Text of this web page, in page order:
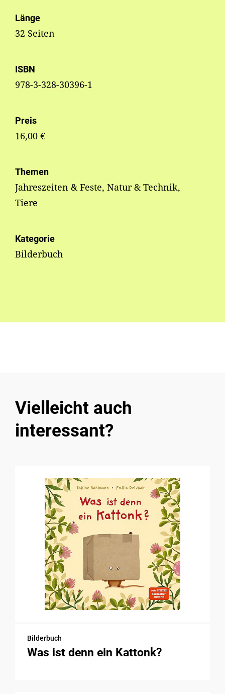
Länge
32 Seiten
ISBN
978-3-328-30396-1
Preis
16,00 €
Themen
Jahreszeiten & Feste, Natur & Technik,
Tiere
Kategorie
Bilderbuch
Vielleicht auch
interessant?
Bilderbuch
Was ist denn ein Kattonk?